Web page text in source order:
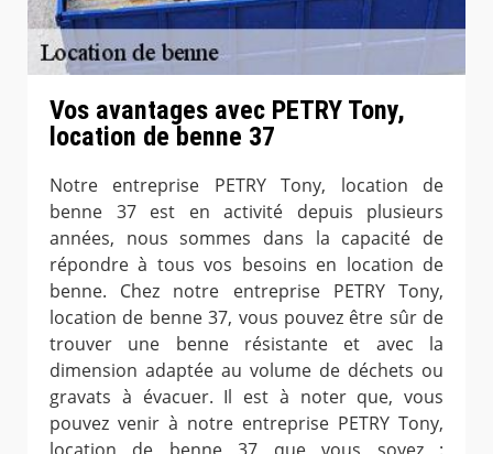
Vos avantages avec PETRY Tony,
location de benne 37
Notre entreprise PETRY Tony, location de
benne 37 est en activité depuis plusieurs
années, nous sommes dans la capacité de
répondre à tous vos besoins en location de
benne. Chez notre entreprise PETRY Tony,
location de benne 37, vous pouvez être sûr de
trouver une benne résistante et avec la
dimension adaptée au volume de déchets ou
gravats à évacuer. Il est à noter que, vous
pouvez venir à notre entreprise PETRY Tony,